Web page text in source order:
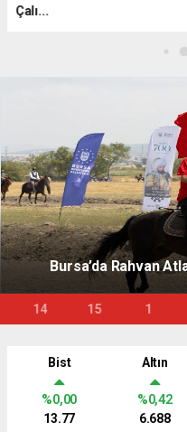
Çalı...
Bursa’da Rahvan
14 15 1
Bist
%0,00
13.77
Altın
%0,42
6.688